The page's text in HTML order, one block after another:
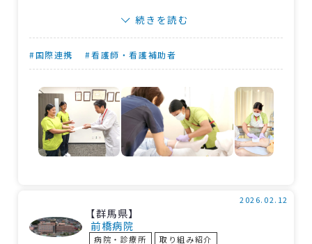
総合病院看護部に入職しました。
の表情には緊張も見られましたが、病院長の気
さくな問いかけに対してにこやかに答える姿が
とても印象的でした。
病棟をのぞくと、ラクシュミさんとサルキさ
んは、さっそく病棟の先輩職員と共に、入院患
者さんの清拭を行なっていました。外国人看護
ると、患者さんから「がんばってね」と温かい
声をかけていただく場面も。
続きを読む
#国際連携 #看護師・看護補助者
【群馬県】
前橋病院
病院・診療所 取り組み紹介
2026.02.12